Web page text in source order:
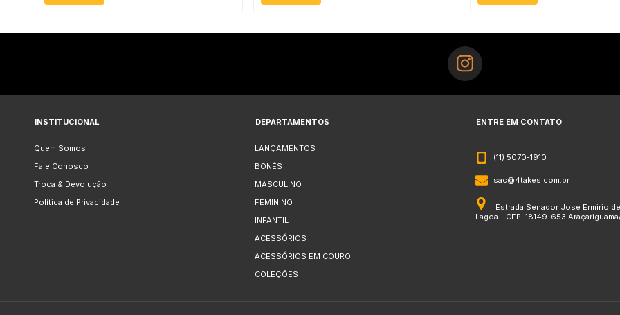
INSTITUCIONAL
Quem Somos
Fale Conosco
Troca & Devolução
Política de Privacidade
DEPARTAMENTOS
LANÇAMENTOS
BONÉS
MASCULINO
FEMININO
INFANTIL
ACESSÓRIOS
ACESSÓRIOS EM COURO
COLEÇÕES
ENTRE EM CONTATO
(11) 5070-1910
sac@4takes.com.br
Estrada Senador Jose Ermirio
Lagoa - CEP: 18149-653